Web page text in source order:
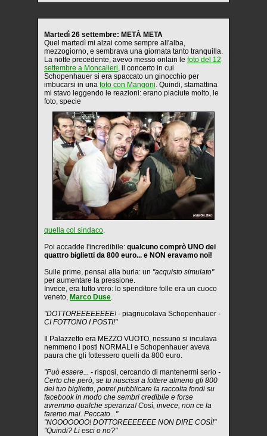
Martedì 26 settembre: METÀ META
Quel martedì mi alzai come sempre all'alba,
mezzogiorno, e sembrava una giornata tanto tranquilla.
La notte precedente, avevo messo onlain le foto del 12
settembre a Moncalieri, il concerto in cui
Schopenhauer si era spaccato un ginocchio per
imbucarsi in una foto con Mangoni. Quindi, stamattina
mi stavo leggendo le reazioni: erano piaciute molto, le
foto, specie
quella col sindaco.
Poi accadde l'incredibile: qualcuno comprò UNO dei
quattro biglietti da 800 euro... e NON eravamo noi!
Sulle prime, pensai alla burla: un "acquisto simulato"
per aumentare la pressione.
Invece, era tutto vero: lo spenditore folle era un cuoco
veneto, Marco Duse.
"DOTTOREEEEEEEE! - piagnucolava Schopenhauer -
CI FOTTONO I POSTI!"
Il Palazzetto era MEZZO VUOTO, nessuno si inculava
nemmeno i posti NORMALI e Schopenhauer aveva
paura che gli fottessero quelli da 800 euro.
"Può essere... - risposi, cercando di mantenermi serio -
Certo che però, se tu riuscissi a fottere almeno gli 800
del tuo biglietto, potrei pubblicare la raccolta fondi su
facebook in modo che sembri credibile e forse
avremmo qualche speranza! Così, invece, non ce la
faremo mai. Peccato..."
"NOOOOOOO! DOTTOREEEEEEE NON DIRE COSÌ!"
"Quindi? Li esci o no?"